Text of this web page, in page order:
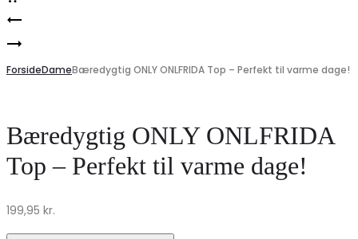
Product
navigation
Chateau
MdcParis
MDC232-
–
Stilfuld
Bonbon
fra
PIECES
Black
ForsideDameBæredygtig ONLY ONLFRIDA Top – Perfekt til varme dage!
Bæredygtig ONLY ONLFRIDA
Top – Perfekt til varme dage!
199,95 kr.